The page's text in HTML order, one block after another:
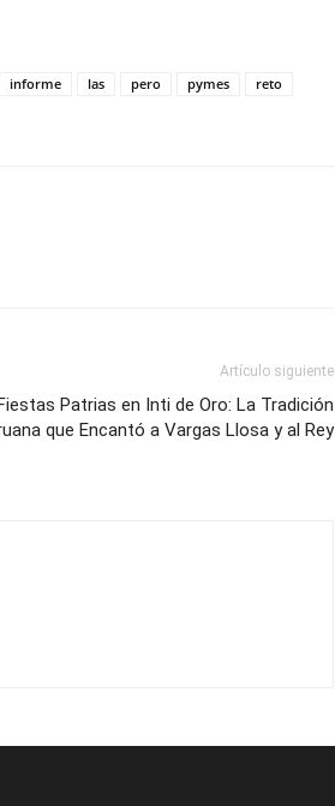
informe las pero pymes
reto
Artículo siguiente
Patrias en Inti de Oro: La Tradición
que Encantó a Vargas Llosa y al Rey